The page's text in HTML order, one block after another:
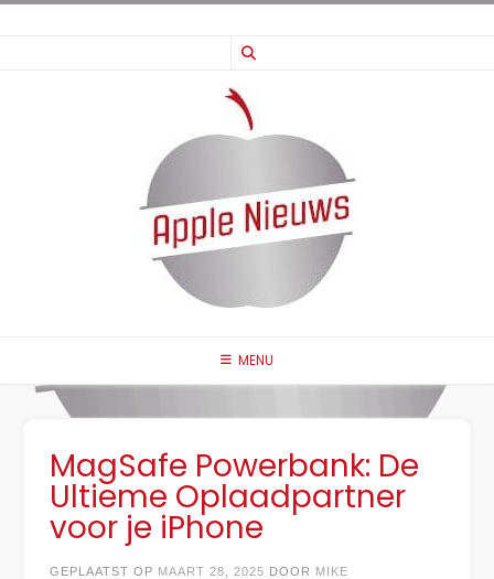
MENU
MagSafe Powerbank: De
Ultieme Oplaadpartner
voor je iPhone
GEPLAATST OP MAART 28, 2025 DOOR MIKE